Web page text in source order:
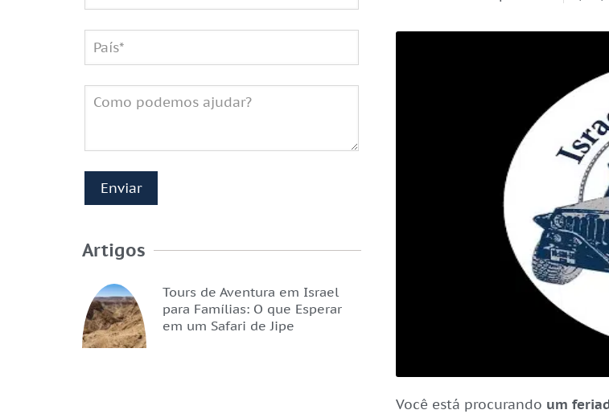
Artigos
Tours de Aventura em Israel
para Famílias: O que Esperar
em um Safari de Jipe
Você está procurando um